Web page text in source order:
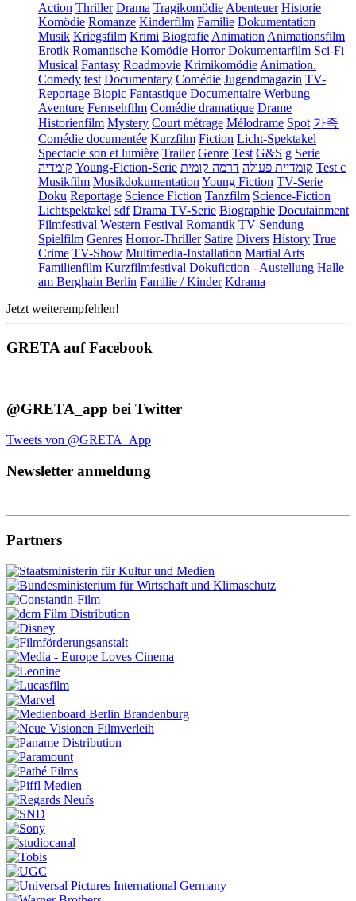
Action Thriller Drama Tragikomödie Abenteuer Historie
Komödie Romanze Kinderfilm Familie Dokumentation
Musik Kriegsfilm Krimi Biografie Animation Animationsfilm
Erotik Romantische Komödie Horror Dokumentarfilm Sci-Fi
Musical Fantasy Roadmovie Krimikomödie Animation.
Comedy test Documentary Comédie Jugendmagazin TV-
Reportage Biopic Fantastique Documentaire Werbung
Aventure Fernsehfilm Comédie dramatique Drame
Historienfilm Mystery Court métrage Mélodrame Spot 가족
Comédie documentée Kurzfilm Fiction Licht-Spektakel
Spectacle son et lumière Trailer Genre Test G&S g Serie
קומדיה Young-Fiction-Serie קומדיית פעולה דרמה קומית
Test c
Musikfilm Musikdokumentation Young Fiction TV-Serie
Doku Reportage Science Fiction Tanzfilm Science-Fiction
Lichtspektakel sdf Drama TV-Serie Biographie Docutainment
Filmfestival Western Festival Romantik TV-Sendung
Spielfilm Genres Horror-Thriller Satire Divers History True
Crime TV-Show Multimedia-Installation Martial Arts
Familienfilm Kurzfilmfestival Dokufiction - Austellung Halle
am Berghain Berlin Familie / Kinder Kdrama
Jetzt weiterempfehlen!
GRETA auf Facebook
@GRETA_app bei Twitter
Tweets von @GRETA_App
Newsletter anmeldung
Partners